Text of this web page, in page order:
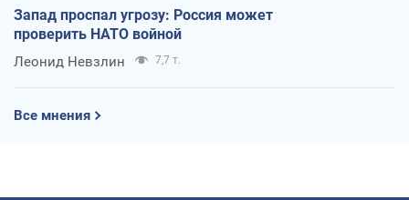
Запад проспал угрозу: Россия может
проверить НАТО войной
Леонид Невзлин 7,7 т.
Все мнения